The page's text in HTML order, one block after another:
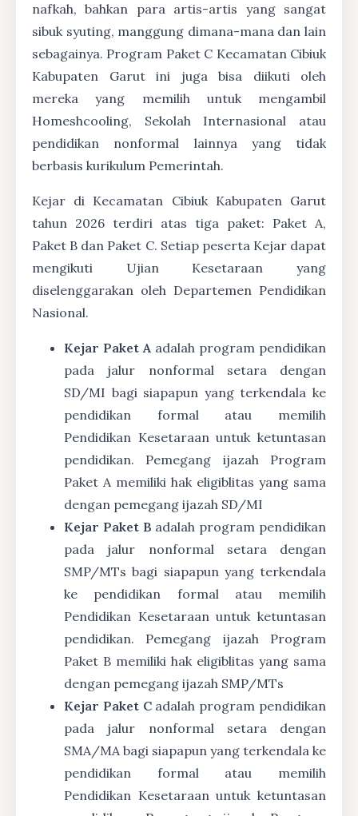
nafkah, bahkan para artis-artis yang sangat
sibuk syuting, manggung dimana-mana dan lain
sebagainya. Program Paket C Kecamatan Cibiuk
Kabupaten Garut ini juga bisa diikuti oleh
mereka yang memilih untuk mengambil
Homeshcooling, Sekolah Internasional atau
pendidikan nonformal lainnya yang tidak
berbasis kurikulum Pemerintah.
Kejar di Kecamatan Cibiuk Kabupaten Garut
tahun 2026 terdiri atas tiga paket: Paket A,
Paket B dan Paket C. Setiap peserta Kejar dapat
mengikuti Ujian Kesetaraan yang
diselenggarakan oleh Departemen Pendidikan
Nasional.
Kejar Paket A adalah program pendidikan
pada jalur nonformal setara dengan
SD/MI bagi siapapun yang terkendala ke
pendidikan formal atau memilih
Pendidikan Kesetaraan untuk ketuntasan
pendidikan. Pemegang ijazah Program
Paket A memiliki hak eligiblitas yang sama
dengan pemegang ijazah SD/MI
Kejar Paket B adalah program pendidikan
pada jalur nonformal setara dengan
SMP/MTs bagi siapapun yang terkendala
ke pendidikan formal atau memilih
Pendidikan Kesetaraan untuk ketuntasan
pendidikan. Pemegang ijazah Program
Paket B memiliki hak eligiblitas yang sama
dengan pemegang ijazah SMP/MTs
Kejar Paket Cadalah program pendidikan
pada jalur nonformal setara dengan
SMA/MA bagi siapapun yang terkendala ke
pendidikan formal atau memilih
Pendidikan Kesetaraan untuk ketuntasan